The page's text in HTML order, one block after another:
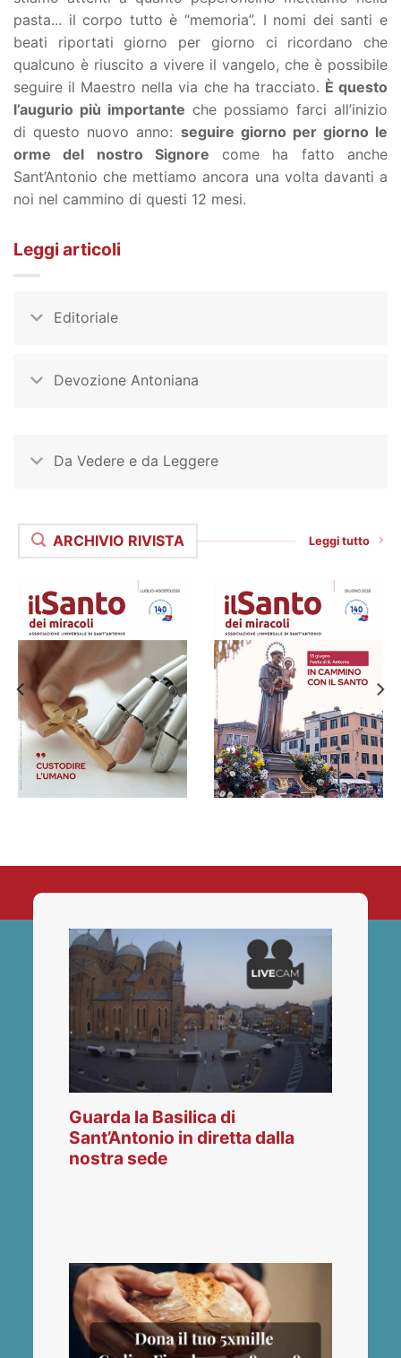
pasta... il corpo tutto è “memoria”. I nomi dei santi e
beati riportati giorno per giorno ci ricordano che
qualcuno è riuscito a vivere il vangelo, che è possibile
seguire il Maestro nella via che ha tracciato. È questo
l’augurio più importante che possiamo farci all’inizio
di questo nuovo anno: seguire giorno per giorno le
orme del nostro Signore come ha fatto anche
Sant’Antonio che mettiamo ancora una volta davanti a
noi nel cammino di questi 12 mesi.
Leggi articoli
Editoriale
Devozione Antoniana
Da Vedere e da Leggere
ARCHIVIO RIVISTA Leggi tutto
Guarda la Basilica di
Sant’Antonio in diretta dalla
nostra sede